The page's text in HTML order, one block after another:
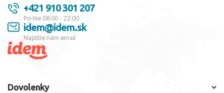
+421 910 301 207
Po-Ne 08:00 - 22:00
idem@idem.sk
Napíšte nám email
Dovolenky